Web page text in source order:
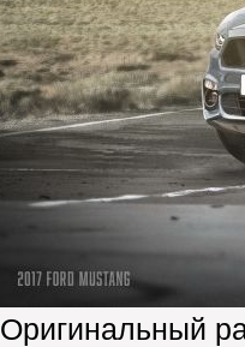
Оригинальный